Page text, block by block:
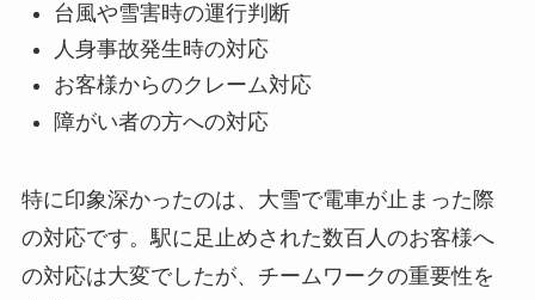
台風や雪害時の運行判断
人身事故発生時の対応
お客様からのクレーム対応
障がい者の方への対応
特に印象深かったのは、大雪で電車が止まった際
の対応です。駅に足止めされた数百人のお客様へ
の対応は大変でしたが、チームワークの重要性を